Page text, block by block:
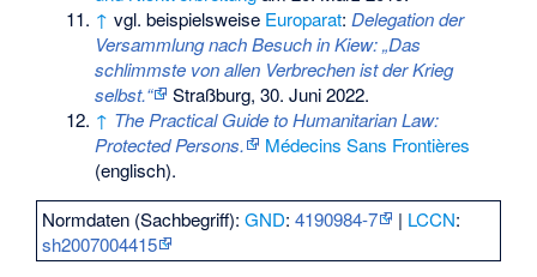
↑ vgl. beispielsweise Europarat: Delegation der
Versammlung nach Besuch in Kiew: „Das
schlimmste von allen Verbrechen ist der Krieg
selbst.“
Straßburg, 30. Juni 2022.
↑ The Practical Guide to Humanitarian Law:
Protected Persons.
Médecins Sans Frontières
(englisch).
Normdaten (Sachbegriff):GND:4190984-7 | LCCN:
sh2007004415